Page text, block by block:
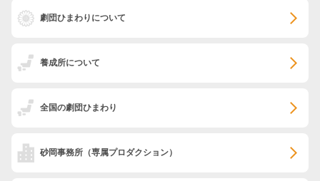
劇団ひまわりについて
養成所について
全国の劇団ひまわり
砂岡事務所 （専属プロダクション）